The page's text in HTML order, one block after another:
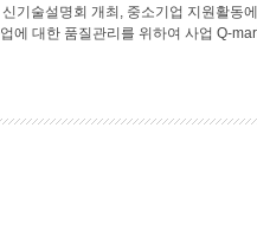
기술설명회 개최, 중소기업 지원활동
에 대한 품질관리를 위하여 사업 Q-